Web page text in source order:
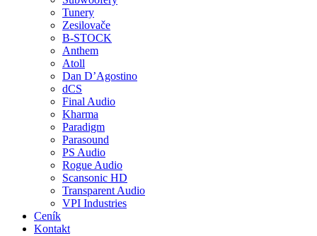
Tunery
Zesilovače
B-STOCK
Anthem
Atoll
Dan D’Agostino
dCS
Final Audio
Kharma
Paradigm
Parasound
PS Audio
Rogue Audio
Scansonic HD
Transparent Audio
VPI Industries
Ceník
Kontakt